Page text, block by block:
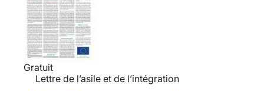
Gratuit
Lettre de l’asile et de l’intégration